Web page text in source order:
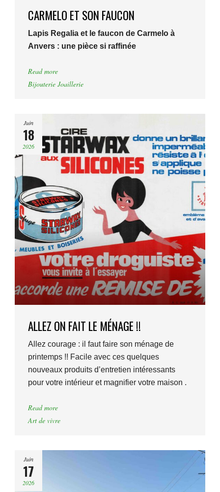
CARMELO ET SON FAUCON
Lapis Regalia et le faucon de Carmelo à
Anvers : une pièce si raffinée
Read more
Bijouterie Joaillerie
Juin
18
2026
ALLEZ ON FAIT LE MÉNAGE !!
Allez courage : il faut faire son ménage de
printemps !! Facile avec ces quelques
nouveaux produits d’entretien intéressants
pour votre intérieur et magnifier votre maison .
Read more
Art de vivre
Juin
17
2026